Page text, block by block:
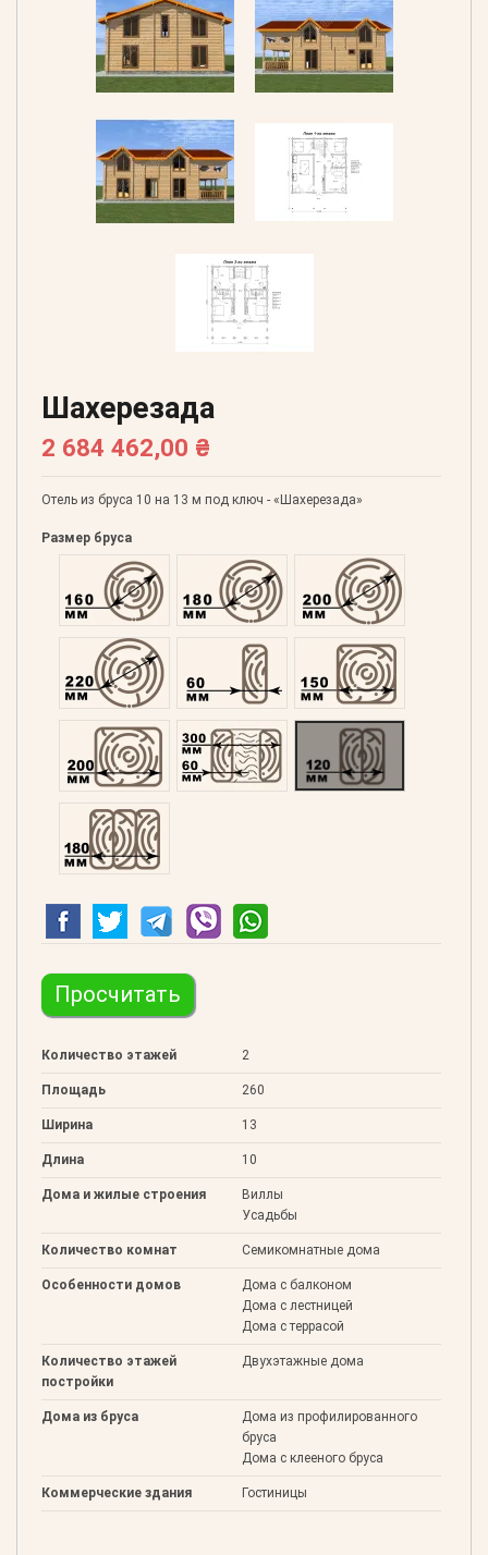
Шахерезада
2 684 462,00 ₴
Отель из бруса 10 на 13 м под ключ - «Шахерезада»
Размер бруса
Оцилиндрованний 160Оцилиндрованний 180Оцилиндрованний
Оцилиндрованний 220Профилированний 60Профилированний
Профилированний 200Двойной 300 Клееный 120
Клееный 180
Просчитать
Количество этажей 2
Площадь 260
Ширина 13
Длина 10
Дома и жилые строения
Виллы
Усадьбы
Количество комнат Семикомнатные дома
Особенности домов
Дома с балконом
Дома с лестницей
Дома с террасой
Количество этажей
постройки
Двухэтажные дома
Дома из бруса
Дома из профилированного
бруса
Дома с клееного бруса
Коммерческие здания Гостиницы